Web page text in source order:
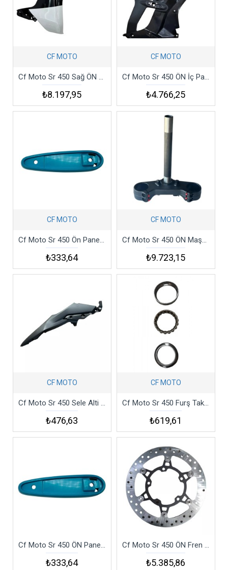
CF MOTO
Cf Moto Sr 450 Sağ ÖN Panel Nebula Siyah Csr4
₺8.197,95
CF MOTO
Cf Moto Sr 450 ÖN İç Panel Sağ Csr4
₺4.766,25
CF MOTO
Cf Moto Sr 450 Ön Panel Sol Dekor Kapak Alt Mavi
₺333,64
CF MOTO
Cf Moto Sr 450 ÖN Maşa Csr4
₺9.723,15
CF MOTO
Cf Moto Sr 450 Sele Alti Yan Karenaj Sol Csr4
₺476,63
CF MOTO
Cf Moto Sr 450 Furş Takımı
₺619,61
Cf Moto Sr 450 ÖN Panel Sağ Dekor Kapak Alt Mavi Csr4
₺333,64
Cf Moto Sr 450 ÖN Fren Diski Csr4
₺5.385,86